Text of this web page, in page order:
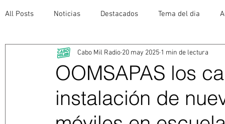
All Posts Noticias Destacados Tema del dia
Entérate Deportes La buena del día
Ayuntamiento de Los Cabos Informa Nacionales e
OOMSAPAS los
instalación de
Cabo Mil Radio 20 may 2025 1 min de lectura